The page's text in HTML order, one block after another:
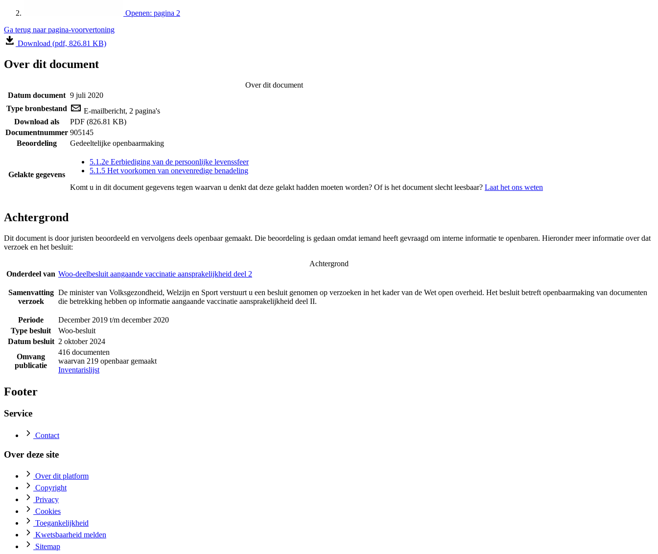
Openen: pagina 2
Ga terug naar pagina-voorvertoning
Download (pdf, 826.81 KB)
Over dit document
Over dit document
Datum document 9 juli 2020
Type bronbestand
E-mailbericht, 2 pagina's
Download als
PDF (826.81 KB)
Documentnummer 905145
Beoordeling
Gedeeltelijke openbaarmaking
Gelakte gegevens
5.1.2e Eerbiediging van de persoonlijke levenssfeer
5.1.5 Het voorkomen van onevenredige benadeling
Komt u in dit document gegevens tegen waarvan u denkt dat deze gelakt hadden moeten worden? Of is het document slecht leesbaar? Laat het ons weten
Achtergrond
Dit document is door juristen beoordeeld en vervolgens deels openbaar gemaakt. Die beoordeling is gedaan omdat iemand heeft gevraagd om interne informatie te openbaren. Hieronder meer informatie over dat
verzoek en het besluit:
Achtergrond
Onderdeel van Woo-deelbesluit aangaande vaccinatie aansprakelijkheid deel 2
Samenvatting
verzoek
De minister van Volksgezondheid, Welzijn en Sport verstuurt u een besluit genomen op verzoeken in het kader van de Wet open overheid. Het besluit betreft openbaarmaking van documenten
die betrekking hebben op informatie aangaande vaccinatie aansprakelijkheid deel II.
Periode
December 2019 t/m december 2020
Type besluit
Woo-besluit
Datum besluit 2 oktober 2024
Omvang
publicatie
416 documenten
waarvan 219 openbaar gemaakt
Inventarislijst
Footer
Service
Contact
Over deze site
Over dit platform
Copyright
Privacy
Cookies
Toegankelijkheid
Kwetsbaarheid melden
Sitemap